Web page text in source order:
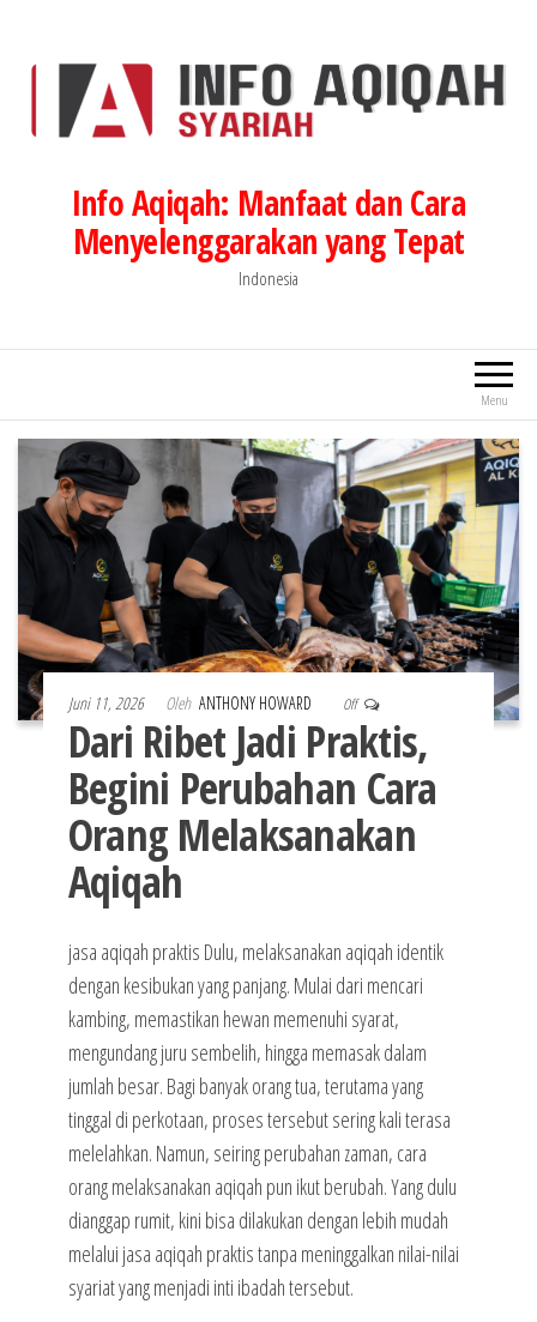
Info Aqiqah: Manfaat dan Cara
Menyelenggarakan yang Tepat
Indonesia
Menu
Juni 11, 2026 Oleh ANTHONY HOWARD Off
Dari Ribet Jadi Praktis,
Begini Perubahan Cara
Orang Melaksanakan
Aqiqah
jasa aqiqah praktis Dulu, melaksanakan aqiqah identik
dengan kesibukan yang panjang. Mulai dari mencari
kambing, memastikan hewan memenuhi syarat,
mengundang juru sembelih, hingga memasak dalam
jumlah besar. Bagi banyak orang tua, terutama yang
tinggal di perkotaan, proses tersebut sering kali terasa
melelahkan. Namun, seiring perubahan zaman, cara
orang melaksanakan aqiqah pun ikut berubah. Yang dulu
dianggap rumit, kini bisa dilakukan dengan lebih mudah
melalui jasa aqiqah praktis tanpa meninggalkan nilai-nilai
syariat yang menjadi inti ibadah tersebut.